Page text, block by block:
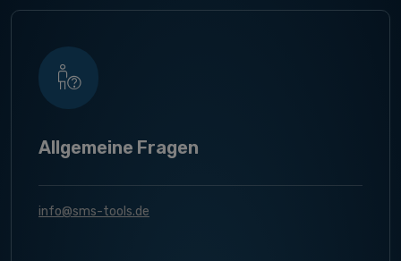
Allgemeine Fragen
info@sms-tools.de